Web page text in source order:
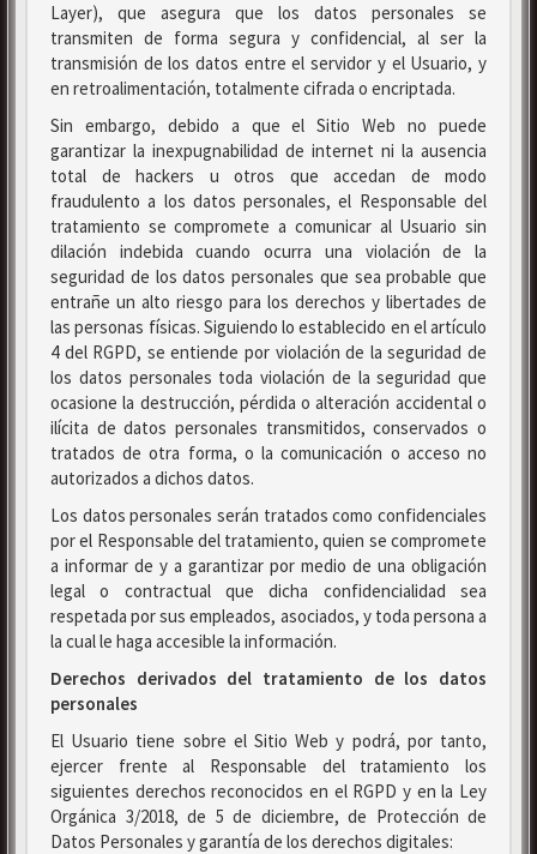
Layer), que asegura que los datos personales se
transmiten de forma segura y confidencial, al ser la
transmisión de los datos entre el servidor y el Usuario, y
en retroalimentación, totalmente cifrada o encriptada.
Sin embargo, debido a que el Sitio Web no puede
garantizar la inexpugnabilidad de internet ni la ausencia
total de hackers u otros que accedan de modo
fraudulento a los datos personales, el Responsable del
tratamiento se compromete a comunicar al Usuario sin
dilación indebida cuando ocurra una violación de la
seguridad de los datos personales que sea probable que
entrañe un alto riesgo para los derechos y libertades de
las personas físicas. Siguiendo lo establecido en el artículo
4 del RGPD, se entiende por violación de la seguridad de
los datos personales toda violación de la seguridad que
ocasione la destrucción, pérdida o alteración accidental o
ilícita de datos personales transmitidos, conservados o
tratados de otra forma, o la comunicación o acceso no
autorizados a dichos datos.
Los datos personales serán tratados como confidenciales
por el Responsable del tratamiento, quien se compromete
a informar de y a garantizar por medio de una obligación
legal o contractual que dicha confidencialidad sea
respetada por sus empleados, asociados, y toda persona a
la cual le haga accesible la información.
Derechos derivados del tratamiento de los datos
personales
El Usuario tiene sobre el Sitio Web y podrá, por tanto,
ejercer frente al Responsable del tratamiento los
siguientes derechos reconocidos en el RGPD y en la Ley
Orgánica 3/2018, de 5 de diciembre, de Protección de
Datos Personales y garantía de los derechos digitales: